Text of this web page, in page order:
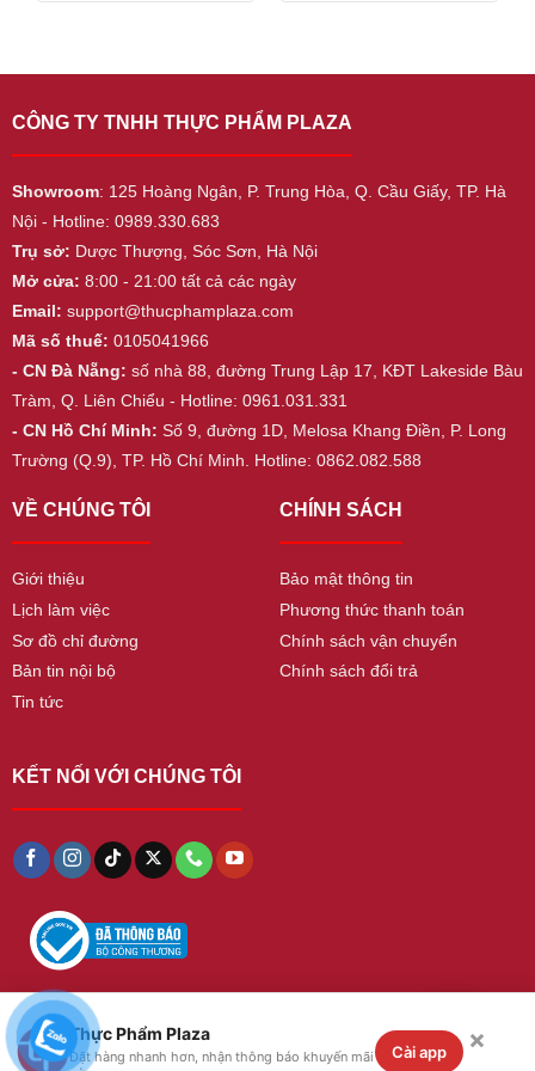
5
5
CÔNG TY TNHH THỰC PHẨM PLAZA
Showroom: 125 Hoàng Ngân, P. Trung Hòa, Q. Cầu Giấy, TP. Hà
Nội - Hotline: 0989.330.683
Trụ sở: Dược Thượng, Sóc Sơn, Hà Nội
Mở cửa: 8:00 - 21:00 tất cả các ngày
Email: support@thucphamplaza.com
Mã số thuế: 0105041966
- CN Đà Nẵng: số nhà 88, đường Trung Lập 17, KĐT Lakeside Bàu
Tràm, Q. Liên Chiểu - Hotline: 0961.031.331
- CN Hồ Chí Minh: Số 9, đường 1D, Melosa Khang Điền, P. Long
Trường (Q.9), TP. Hồ Chí Minh. Hotline: 0862.082.588
VỀ CHÚNG TÔI
Giới thiệu
Lịch làm việc
Sơ đồ chỉ đường
Bản tin nội bộ
Tin tức
CHÍNH SÁCH
Bảo mật thông tin
Phương thức thanh toán
Chính sách vận chuyển
Chính sách đổi trả
KẾT NỐI VỚI CHÚNG TÔI
Copyright 2026 © thucphamplaza. All Rights
Thực Phẩm Plaza
Đặt hàng nhanh hơn, nhận thông báo khuyến mãi
Cài app ×